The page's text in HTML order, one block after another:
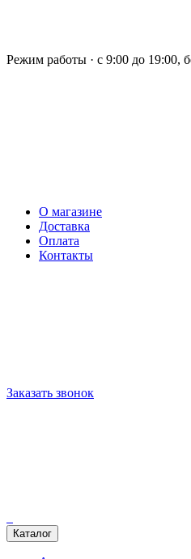
Режим работы · с 9:00 до 19:00,
О магазине
Доставка
Оплата
Контакты
Заказать звонок
Каталог